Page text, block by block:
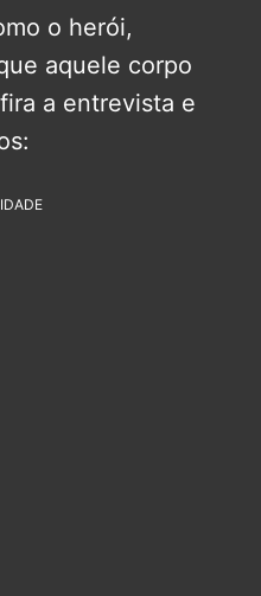
o herói,
aquele corpo
a entrevista e